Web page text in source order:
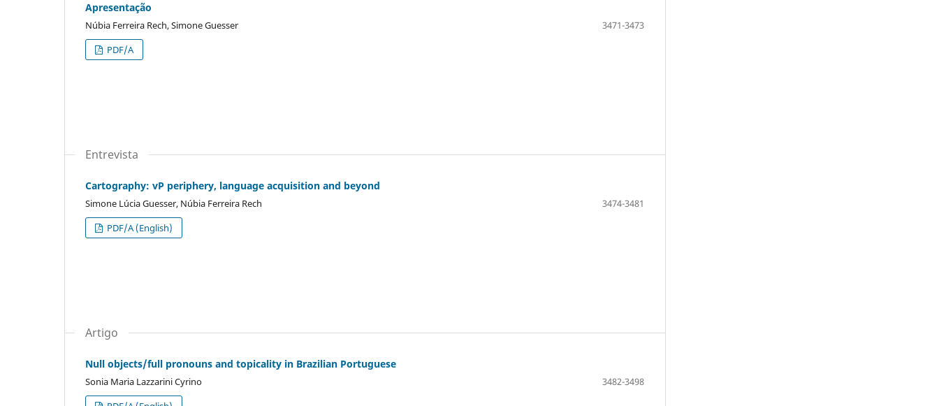
Apresentação
Núbia Ferreira Rech, Simone Guesser
3471-3473
PDF/A
Entrevista
Cartography: vP periphery, language acquisition and beyond
Simone Lúcia Guesser, Núbia Ferreira Rech
3474-3481
PDF/A (English)
Artigo
Null objects/full pronouns and topicality in Brazilian Portuguese
Sonia Maria Lazzarini Cyrino
3482-3498